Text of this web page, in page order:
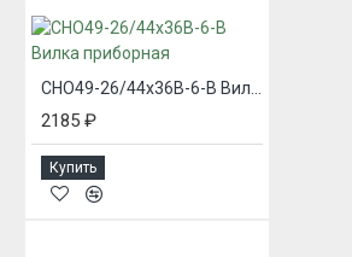
СНО49-26/44х36В-6-В Вилка приборная
2185 ₽
Купить